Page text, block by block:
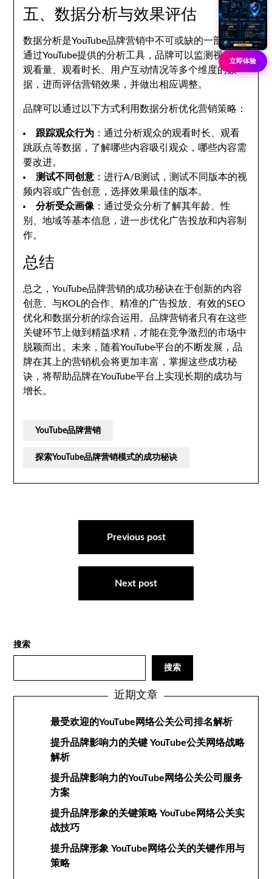
五、数据分析与效果评估
数据分析是YouTube品牌营销中不可或缺的一部分。
通过YouTube提供的分析工具，品牌可以监测视频的
观看量、观看时长、用户互动情况等多个维度的数
据，进而评估营销效果，并做出相应调整。
品牌可以通过以下方式利用数据分析优化营销策略：
跟踪观众行为 ：通过分析观众的观看时长、观看
跳跃点等数据，了解哪些内容吸引观众，哪些内容需
要改进。
测试不同创意 ：进行A/B测试，测试不同版本的视
频内容或广告创意，选择效果最佳的版本。
分析受众画像 ：通过受众分析了解其年龄、性
别、地域等基本信息，进一步优化广告投放和内容制
作。
总结
总之，YouTube品牌营销的成功秘诀在于创新的内容
创意、与KOL的合作、精准的广告投放、有效的SEO
优化和数据分析的综合运用。品牌营销者只有在这些
关键环节上做到精益求精，才能在竞争激烈的市场中
脱颖而出。未来，随着YouTube平台的不断发展，品
牌在其上的营销机会将更加丰富，掌握这些成功秘
诀，将帮助品牌在YouTube平台上实现长期的成功与
增长。
YouTube品牌营销
探索YouTube品牌营销模式的成功秘诀
Previous post
Next post
搜索
搜索
近期文章
最受欢迎的YouTube网络公关公司排名解析
提升品牌影响力的关键 YouTube公关网络战略
解析
提升品牌影响力的YouTube网络公关公司服务
方案
提升品牌形象的关键策略 YouTube网络公关实
战技巧
提升品牌形象 YouTube网络公关的关键作用与
策略
立即体验